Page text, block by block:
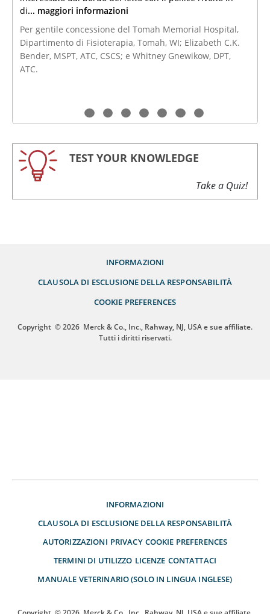
di... maggiori informazioni
Per gentile concessione del Tomah Memorial Hospital,
Dipartimento di Fisioterapia, Tomah, WI; Elizabeth C.K.
Bender, MSPT, ATC, CSCS; e Whitney Gnewikow, DPT,
ATC.
TEST YOUR KNOWLEDGE
Take a Quiz!
INFORMAZIONI
CLAUSOLA DI ESCLUSIONE DELLA RESPONSABILITÀ
COOKIE PREFERENCES
Copyright © 2026 Merck & Co., Inc., Rahway, NJ, USA e sue affiliate.
Tutti i diritti riservati.
INFORMAZIONI
CLAUSOLA DI ESCLUSIONE DELLA RESPONSABILITÀ
AUTORIZZAZIONI PRIVACY COOKIE PREFERENCES
TERMINI DI UTILIZZO LICENZE CONTATTACI
MANUALE VETERINARIO (SOLO IN LINGUA INGLESE)